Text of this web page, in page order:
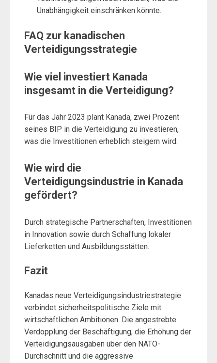
Unabhängigkeit einschränken könnte.
FAQ zur kanadischen
Verteidigungsstrategie
Wie viel investiert Kanada
insgesamt in die Verteidigung?
Für das Jahr 2023 plant Kanada, zwei Prozent
seines BIP in die Verteidigung zu investieren,
was die Investitionen erheblich steigern wird.
Wie wird die
Verteidigungsindustrie in Kanada
gefördert?
Durch strategische Partnerschaften, Investitionen
in Innovation sowie durch Schaffung lokaler
Lieferketten und Ausbildungsstätten.
Fazit
Kanadas neue Verteidigungsindustriestrategie
verbindet sicherheitspolitische Ziele mit
wirtschaftlichen Ambitionen. Die angestrebte
Verdopplung der Beschäftigung, die Erhöhung der
Verteidigungsausgaben über den NATO-
Durchschnitt und die aggressive